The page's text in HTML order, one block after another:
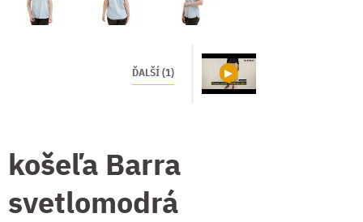
ĎALŠÍ (1)
košeľa Barra
svetlomodrá